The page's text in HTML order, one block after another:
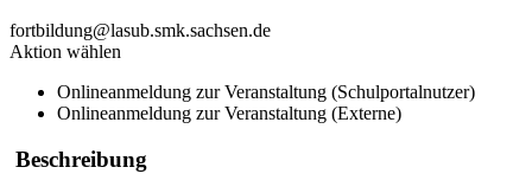
fortbildung@lasub.smk.sachsen.de
Aktion wählen
Onlineanmeldung zur Veranstaltung (Schulportalnutzer)
Onlineanmeldung zur Veranstaltung (Externe)
Beschreibung